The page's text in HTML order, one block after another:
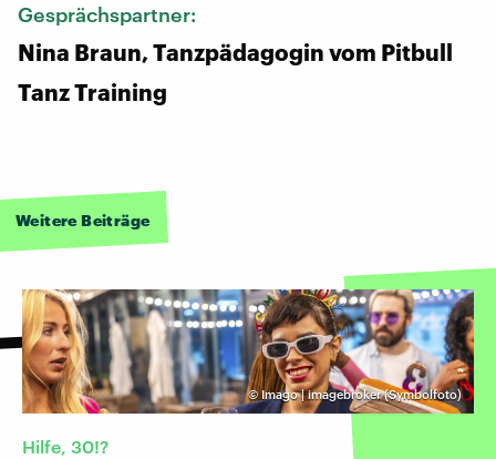
Gesprächspartner:
Nina Braun, Tanzpädagogin vom Pitbull
Tanz Training
Weitere Beiträge
©Imago | imagebroker (Symbolfoto)
Hilfe, 30!?